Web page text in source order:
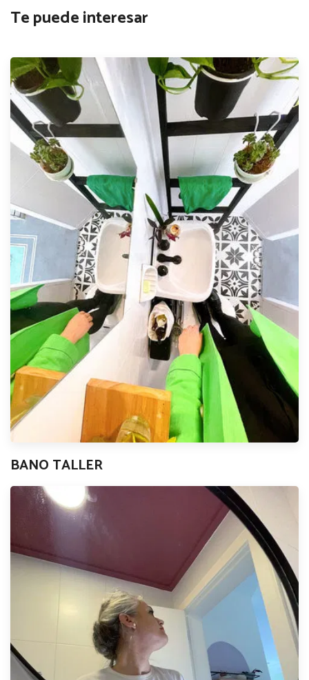
Te puede interesar
BANO TALLER